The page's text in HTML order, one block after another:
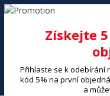
+420 602 494 600
Získejte
Přihlaste se k odebírání
kód 5% na první
a